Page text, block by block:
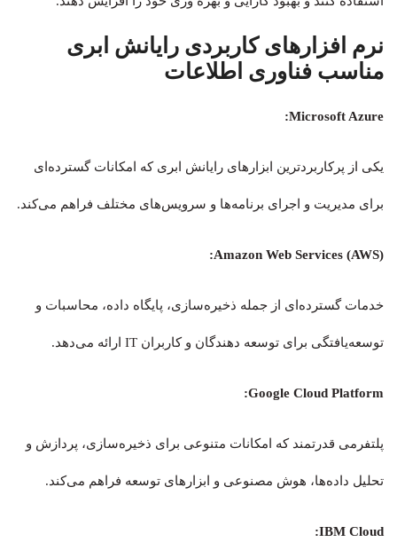
نرم افزارهای کاربردی رایانش ابری
مناسب فناوری اطلاعات
Microsoft Azure:
یکی از پرکاربردترین ابزارهای رایانش ابری که امکانات گسترده‌ای
برای مدیریت و اجرای برنامه‌ها و سرویس‌های مختلف فراهم می‌کند.
Amazon Web Services (AWS):
خدمات گسترده‌ای از جمله ذخیره‌سازی، پایگاه داده، محاسبات و
توسعه‌یافتگی برای توسعه دهندگان و کاربران IT ارائه می‌دهد.
Google Cloud Platform:
پلتفرمی قدرتمند که امکانات متنوعی برای ذخیره‌سازی، پردازش و
تحلیل داده‌ها، هوش مصنوعی و ابزارهای توسعه فراهم می‌کند.
IBM Cloud: